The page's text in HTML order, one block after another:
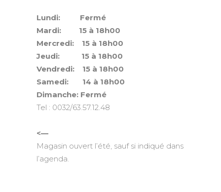
Lundi: Fermé
Mardi: 15 à 18h00
Mercredi: 15 à 18h00
Jeudi: 15 à 18h00
Vendredi: 15 à 18h00
Samedi: 14 à 18h00
Dimanche: Fermé
Tel : 0032/63.57.12.48
<—
Magasin ouvert l’été, sauf si indiqué dans
l’agenda.